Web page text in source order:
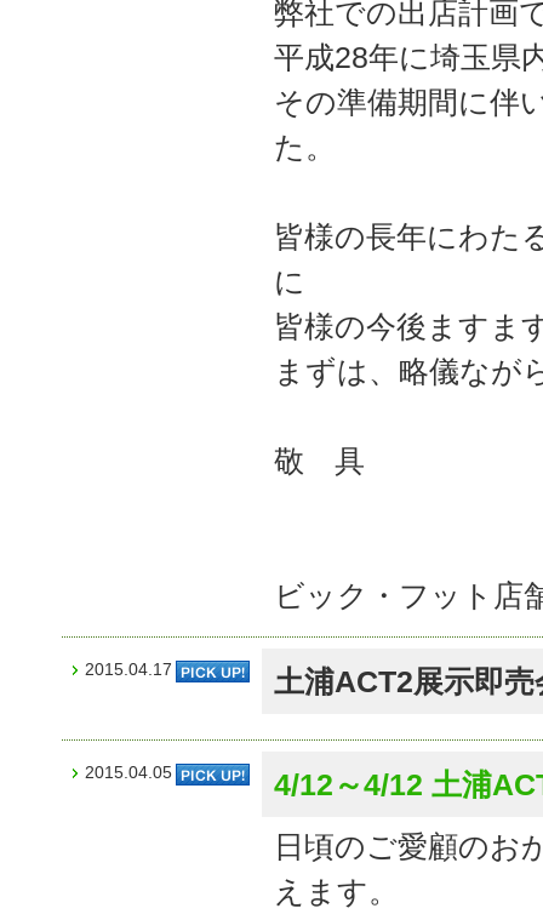
弊社での出店計画
平成28年に埼玉県
その準備期間に伴
た。
皆様の長年にわた
に
皆様の今後ますま
まずは、略儀なが
敬 具
ビック・フット店
2015.04.17 土浦ACT2展示即
2015.04.05
4/12～4/12 土浦
日頃のご愛顧のお
えます。